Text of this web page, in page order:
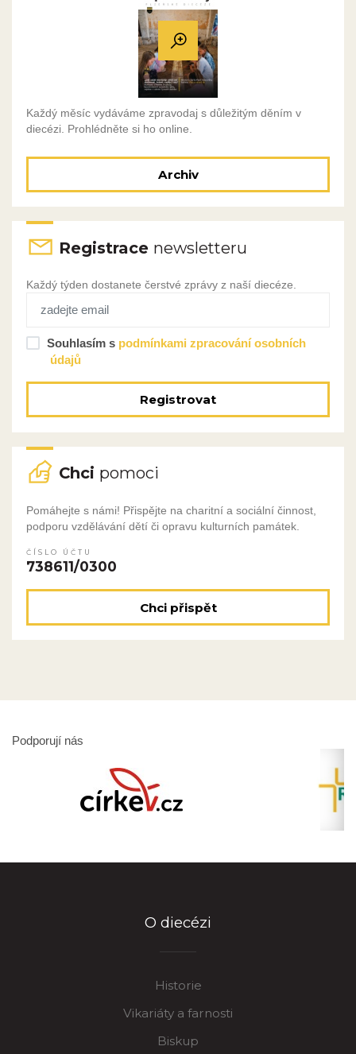
Každý měsíc vydáváme zpravodaj s důležitým děním v
diecézi. Prohlédněte si ho online.
Archiv
Registrace newsletteru
Každý týden dostanete čerstvé zprávy z naší diecéze.
Souhlasím s podmínkami zpracování osobních
údajů
Registrovat
Chci pomoci
Pomáhejte s námi! Přispějte na charitní a sociální činnost,
podporu vzdělávání dětí či opravu kulturních památek.
ČÍSLO ÚČTU
738611/0300
Chci přispět
Podporují nás
O diecézi
Historie
Vikariáty a farnosti
Biskup